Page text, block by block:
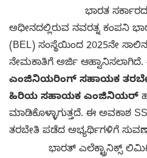
ಭಾರತ ಸರ್ಕಾರದ
ಅಧೀನದಲ್ಲಿರುವ ನವರತ್ನ ಕಂಪನಿ
(BEL) ಸಂಸ್ಥೆಯಿಂದ 2025ನೇ
ನೇಮಕಾತಿಗೆ ಅರ್ಜಿ
ಎಂಜಿನಿಯರಿಂಗ್ ಸಹಾಯಕ
ಹಿರಿಯ ಸಹಾಯಕ ಎಂಜಿನಿಯರ್
ಮಾಡಿಕೊಳ್ಳಾಗುತ್ತದೆ. ಈ ಅವಕಾಶ
ತರಬೇತಿ ಪಡೆದ ಅಭ್ಯರ್ಥಿಗಳಿಗೆ
ಭಾರತ್ ಎಲೆಕ್ಟ್ರಾನಿಕ್ಸ್